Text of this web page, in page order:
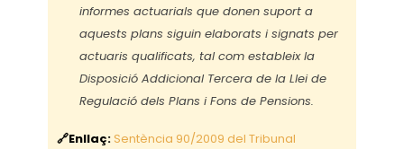
informes actuarials que donen suport a
aquests plans siguin elaborats i signats per
actuaris qualificats, tal com estableix la
Disposició Addicional Tercera de la Llei de
Regulació dels Plans i Fons de Pensions.
🔗Enllaç: Sentència 90/2009 del Tribunal